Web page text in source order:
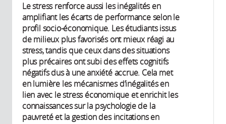
Le stress renforce aussi les inégalités en
amplifiant les écarts de performance selon le
profil socio-économique. Les étudiants issus
de milieux plus favorisés ont mieux réagi au
stress, tandis que ceux dans des situations
plus précaires ont subi des effets cognitifs
négatifs dus à une anxiété accrue. Cela met
en lumière les mécanismes d’inégalités en
lien avec le stress économique et enrichit les
connaissances sur la psychologie de la
pauvreté et la gestion des incitations en